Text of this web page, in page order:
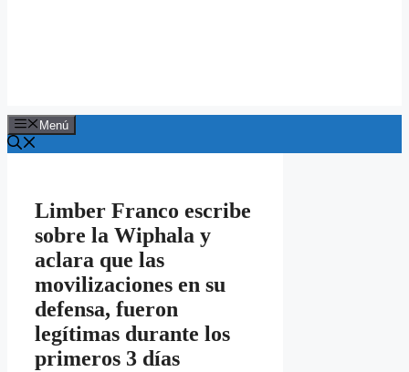
Menú
Limber Franco escribe
sobre la Wiphala y
aclara que las
movilizaciones en su
defensa, fueron
legítimas durante los
primeros 3 días